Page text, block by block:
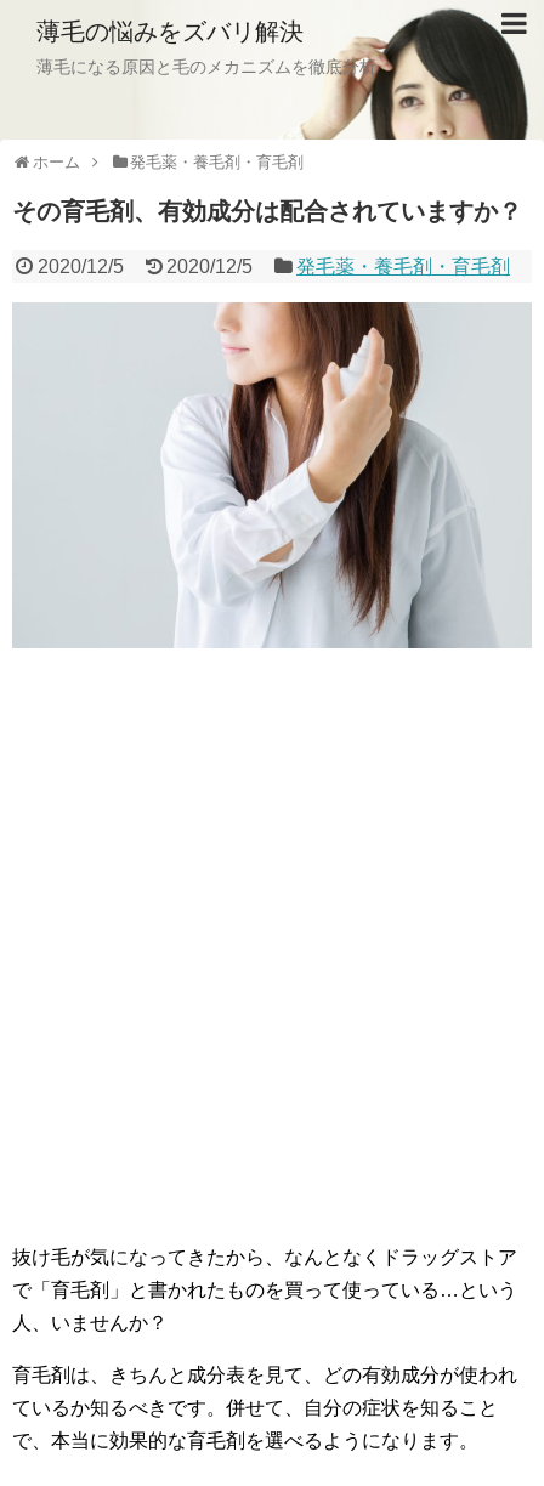
薄毛の悩みをズバリ解決
薄毛になる原因と毛のメカニズムを徹底分析
ホーム 発毛薬・養毛剤・育毛剤
その育毛剤、有効成分は配合されていますか？
2020/12/5 2020/12/5 発毛薬・養毛剤・育毛剤
抜け毛が気になってきたから、なんとなくドラッグストア
で「育毛剤」と書かれたものを買って使っている…という
人、いませんか？
育毛剤は、きちんと成分表を見て、どの有効成分が使われ
ているか知るべきです。併せて、自分の症状を知ること
で、本当に効果的な育毛剤を選べるようになります。